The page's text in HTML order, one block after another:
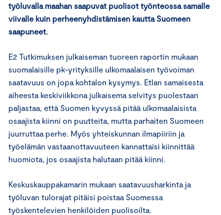
työluvalla maahan saapuvat puolisot työnteossa samalle
viivalle kuin perheenyhdistämisen kautta Suomeen
saapuneet.
E2 Tutkimuksen julkaiseman tuoreen raportin mukaan
suomalaisille pk-yrityksille ulkomaalaisen työvoiman
saatavuus on jopa kohtalon kysymys. Etlan samaisesta
aiheesta keskiviikkona julkaisema selvitys puolestaan
paljastaa, että Suomen kyvyssä pitää ulkomaalaisista
osaajista kiinni on puutteita, mutta parhaiten Suomeen
juurruttaa perhe. Myös yhteiskunnan ilmapiiriin ja
työelämän vastaanottavuuteen kannattaisi kiinnittää
huomiota, jos osaajista halutaan pitää kiinni.
Keskuskauppakamarin mukaan saatavuusharkinta ja
työluvan tulorajat pitäisi poistaa Suomessa
työskentelevien henkilöiden puolisoilta.